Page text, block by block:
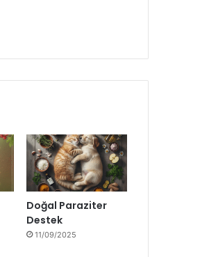
Doğal Paraziter
Destek
11/09/2025